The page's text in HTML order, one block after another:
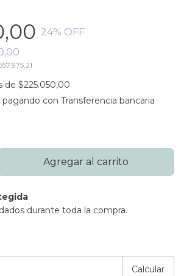
24% OFF
de $225.050,00
pagando con Transferencia bancaria
durante toda la compra.
Calcular